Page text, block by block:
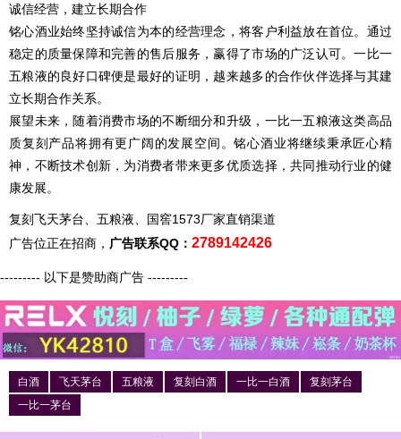
诚信经营，建立长期合作
铭心酒业始终坚持诚信为本的经营理念，将客户利益放在首位。通过
稳定的质量保障和完善的售后服务，赢得了市场的广泛认可。一比一
五粮液的良好口碑便是最好的证明，越来越多的合作伙伴选择与其建
立长期合作关系。
展望未来，随着消费市场的不断细分和升级，一比一五粮液这类高品
质复刻 产品将拥有更广阔的发展空间。铭心酒业将继续秉承匠心精
神，不断技术创新，为消费者带来更多优质选择，共同推动行业的健
康发展。
复刻飞天茅台、五粮液、国窖1573厂家直销渠道
广告位正在招商， 广告联系QQ： 2789142426
--------- 以下是赞助商广告 ---------
白酒 飞天茅台 五粮液 复刻白酒 一比一白酒
复刻茅台
一比一茅台